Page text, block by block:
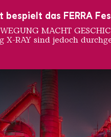
bespielt das FERRA
MACHT
RAY sind jedoch